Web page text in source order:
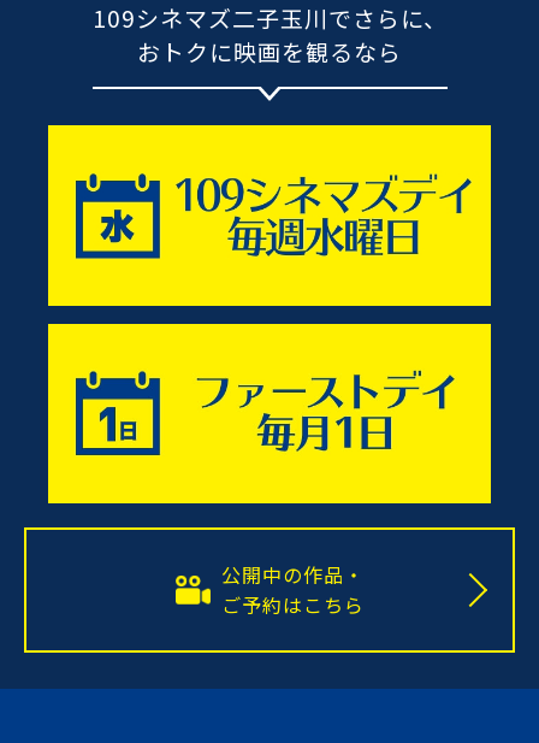
109シネマズ二子玉川でさらに、
おトクに映画を観るなら
公開中の作品・
ご予約はこちら